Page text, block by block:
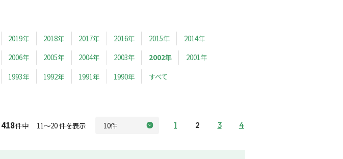
2019年 2018年 2017年 2016年 2015年
2014年
2006年 2005年 2004年 2003年 2002年
2001年
1993年 1992年 1991年 1990年 すべて
418件中 11～20 件を表示 1 2 3 4